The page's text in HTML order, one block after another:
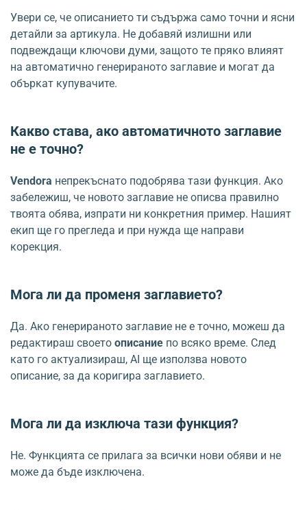
Увери се, че описанието ти съдържа само точни и ясни
детайли за артикула. Не добавяй излишни или
подвеждащи ключови думи, защото те пряко влияят
на автоматично генерираното заглавие и могат да
объркат купувачите.
Какво става, ако автоматичното заглавие
не е точно?
Vendora непрекъснато подобрява тази функция. Ако
забележиш, че новото заглавие не описва правилно
твоята обява, изпрати ни конкретния пример. Нашият
екип ще го прегледа и при нужда ще направи
корекция.
Мога ли да променя заглавието?
Да. Ако генерираното заглавие не е точно, можеш да
редактираш своето описание по всяко време. След
като го актуализираш, AI ще използва новото
описание, за да коригира заглавието.
Мога ли да изключа тази функция?
Не. Функцията се прилага за всички нови обяви и не
може да бъде изключена.